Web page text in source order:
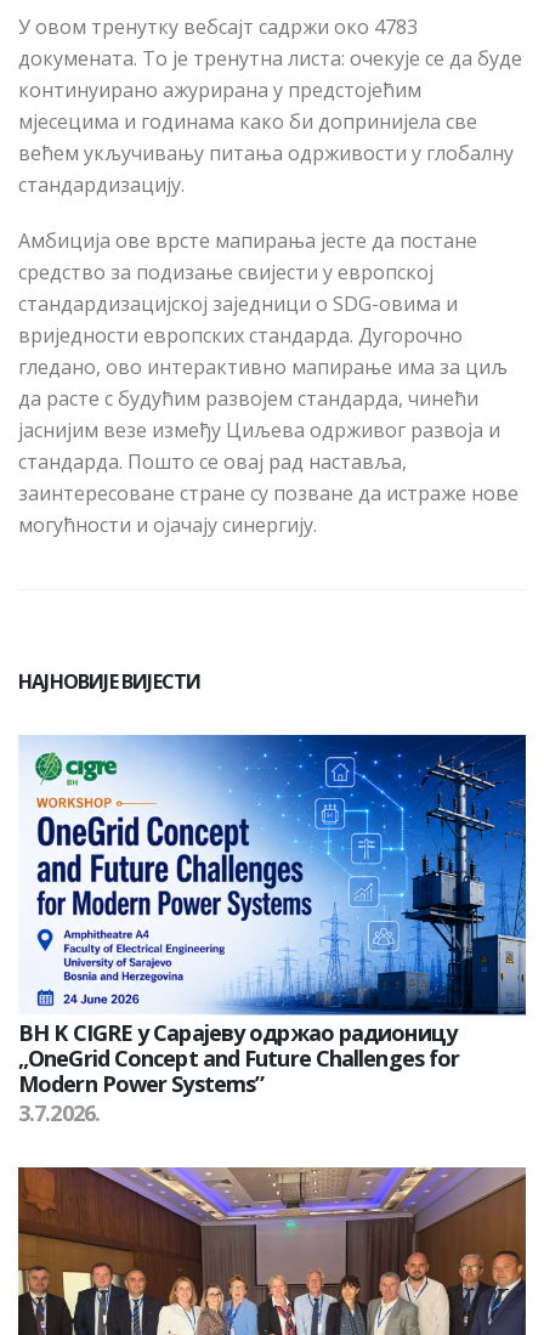
У овом тренутку вебсајт садржи око 4783
докумената. То је тренутна листа: очекује се да буде
континуирано ажурирана у предстојећим
мјесецима и годинама како би допринијела све
већем укључивању питања одрживости у глобалну
стандардизацију.
Амбиција ове врсте мапирања јесте да постане
средство за подизање свијести у европској
стандардизацијској заједници о SDG-овима и
вриједности европских стандарда. Дугорочно
гледано, ово интерактивно мапирање има за циљ
да расте с будућим развојем стандарда, чинећи
јаснијим везе између Циљева одрживог развоја и
стандарда. Пошто се овај рад наставља,
заинтересоване стране су позване да истраже нове
могућности и ојачају синергију.
НАЈНОВИЈЕ ВИЈЕСТИ
BH K CIGRE у Сарајеву одржао радионицу
„OneGrid Concept and Future Challenges for
Modern Power Systems”
3.7.2026.